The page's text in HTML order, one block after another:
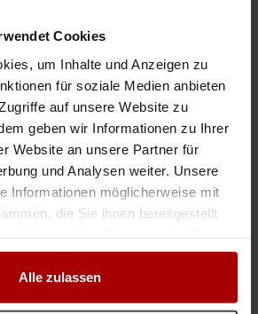
Cookies
um Inhalte und Anzeigen zu
für soziale Medien anbieten
auf unsere Website zu
geben wir Informationen zu Ihrer
Website an unsere Partner für
und Analysen weiter. Unsere
Informationen möglicherweise mit
die Sie ihnen bereitgestellt
Alle zulassen
Aufträge
Gesuche
Tiefbau